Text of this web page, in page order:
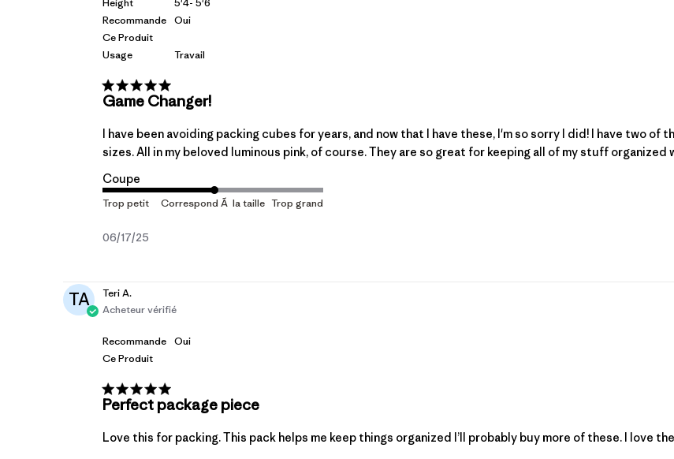
Height
Recommande
Ce Produit
Usage
5'4- 5'6
Oui
Travail
Game Changer!
I have been avoiding packing cubes for years, and now that I have these, I'm so sorry I did! I have two
sizes. All in my beloved luminous pink, of course. They are so great for keeping all of my stuff organized
Coupe
06/17/25
TA
Teri A.
Acheteur vérifié
Recommande
Ce Produit
Oui
Perfect package piece
Love this for packing. This pack helps me keep things organized I’ll probably buy more of these. I love